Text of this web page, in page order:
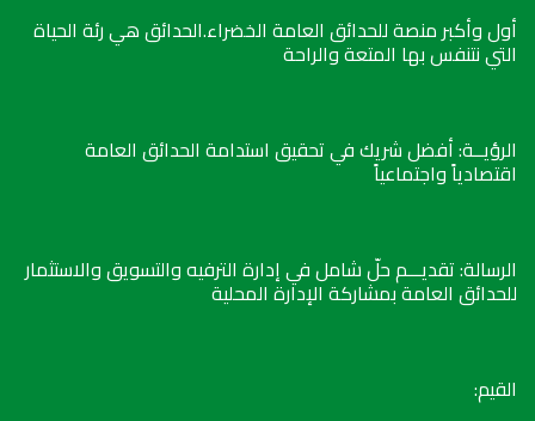
أول وأكبر منصة للحدائق العامة الخضراء.الحدائق هي رئة الحياة
التي نتنفس بها المتعة والراحة
الرؤيــة: أفضل شريك في تحقيق استدامة الحدائق العامة
اقتصادياً واجتماعياً
الرسالة: تقديـــم حلّ شامل في إدارة الترفيه والتسويق والاستثمار
للحدائق العامة بمشاركة الإدارة المحلية
القيم: